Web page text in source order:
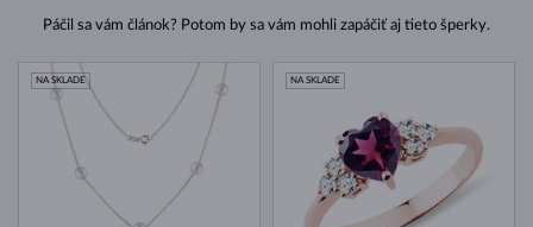
Páčil sa vám článok? Potom by sa vám mohli zapáčiť aj tieto šperky.
NA SKLADE NA SKLADE